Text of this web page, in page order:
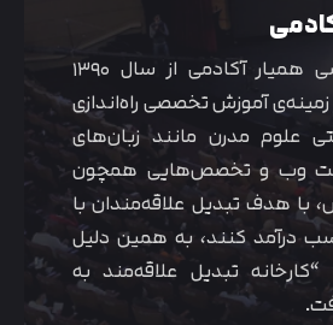
موسسه‌ی آموزشی همیار آکادمی از سال ۱۳۹۰
آموزش تخصصی راه‌اندازی
علوم مدرن مانند زبان‌های
وب و تخصص‌هایی همچون
با هدف تبدیل علاقه‌مندان با
درآمد کنند، به همین دلیل
تبدیل علاقه‌مند به